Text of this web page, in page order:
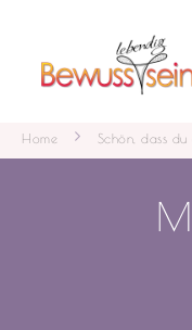
Home Schön, dass